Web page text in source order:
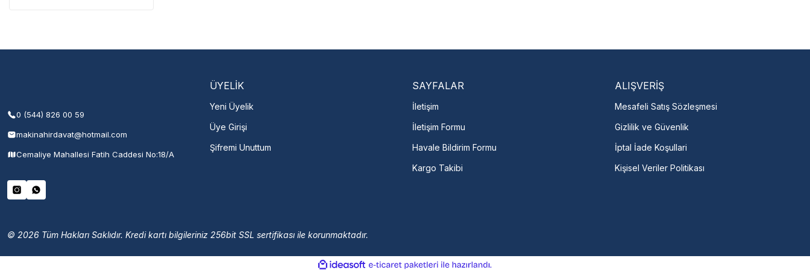
0 (544) 826 00 59
makinahirdavat@hotmail.com
Cemaliye Mahallesi Fatih Caddesi No:18/A
ÜYELİK
Yeni Üyelik
Üye Girişi
Şifremi Unuttum
SAYFALAR
İletişim
İletişim Formu
Havale Bildirim Formu
Kargo Takibi
ALIŞVERİŞ
Mesafeli Satış Sözleşmesi
Gizlilik ve Güvenlik
İptal İade Koşullari
Kişisel Veriler Politikası
© 2026 Tüm Hakları Saklıdır. Kredi kartı bilgileriniz 256bit SSL sertifikası ile korunmaktadır.
ideasoft e-